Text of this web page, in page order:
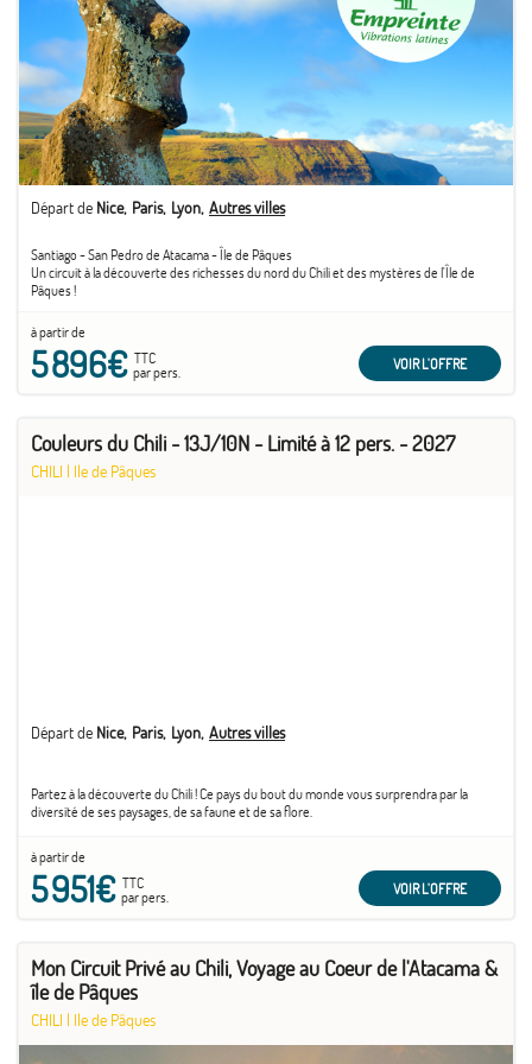
Départ de Nice Paris Lyon Autres villes
Santiago - San Pedro de Atacama - Île de Pâques
Un circuit à la découverte des richesses du nord du Chili et des mystères de l'Île de
Pâques !
à partir de
5 896€TTC
par pers.
VOIR L'OFFRE
Couleurs du Chili - 13J/10N - Limité à 12 pers. - 2027
CHILI | Ile de Pâques
Départ de Nice Paris Lyon Autres villes
Partez à la découverte du Chili ! Ce pays du bout du monde vous surprendra par la
diversité de ses paysages, de sa faune et de sa flore.
à partir de
5 951€TTC
par pers.
VOIR L'OFFRE
Mon Circuit Privé au Chili, Voyage au Coeur de l'Atacama &
île de Pâques
CHILI | Ile de Pâques